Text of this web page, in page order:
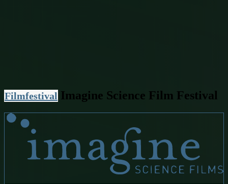
Filmfestival Imagine Science Film Festival